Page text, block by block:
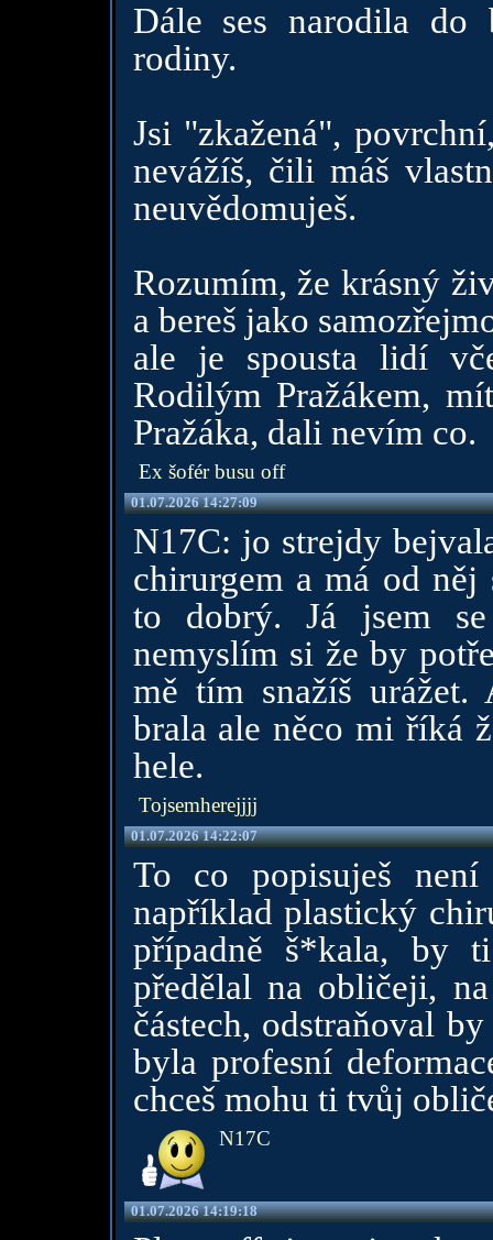
Dále ses narodila do
rodiny.
Jsi "zkažená",
nevážíš, čili máš
neuvědomuješ.
Rozumím, že krásný
a bereš jako
ale je spousta lidí
Rodilým Pražákem,
Pražáka, dali nevím co.
Ex šofér busu off
01.07.2026 14:27:09
N17C: jo strejdy
chirurgem a má od něj
to dobrý. Já jsem se
nemyslím si že by
mě tím snažíš
brala ale něco mi říká
hele.
Tojsemherejjjj
01.07.2026 14:22:07
To co popisuješ
například plastický
případně š*kala, by
předělal na obličeji,
částech, odstraňoval
byla profesní
chceš mohu ti tvůj
N17C
01.07.2026 14:19:18